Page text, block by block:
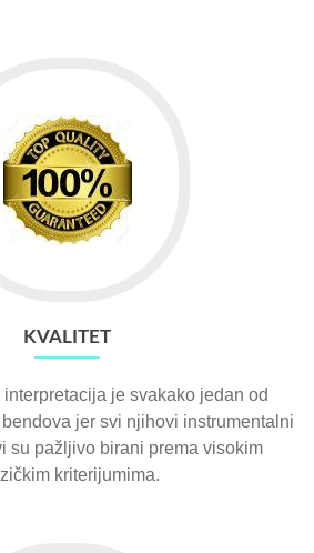
KVALITET
je svakako jedan od
jer svi njihovi instrumentalni
su pažljivo birani prema visokim
kriterijumima.